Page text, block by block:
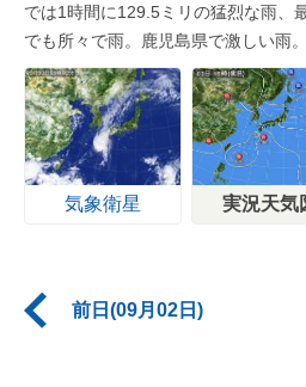
では1時間に129.5ミリの猛烈な雨、
でも所々で雨。鹿児島県で激しい雨。
気象衛星 実況天気
前日(09月02日)